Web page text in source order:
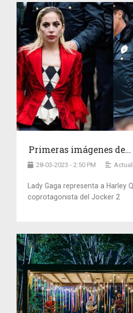
Primeras imágenes de...
28-03-2023 - 2:50 PM
Lady Gaga representa a Harley
coprotagonista del Jocker 2